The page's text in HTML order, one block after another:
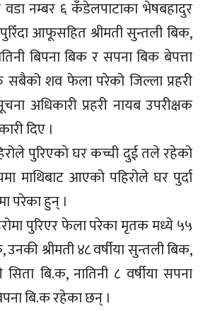
वडा नम्बर ६ कँडेलपाटाका भेषबहादुर
आफूसहित श्रीमती सुन्तली बिक,
बिपना बिक र सपना बिक बेपत्ता
शव फेला परेको जिल्ला प्रहरी
अधिकारी प्रहरी नायब उपरीक्षक
जानकारी दिए ।
घर कच्ची दुई तले रहेको
माथिबाट आएको पहिरोले घर पुर्दा
पहिरोमा परेका हुन् ।
फेला परेका मृतक मध्ये ५५
श्रीमती ४८ वर्षीया सुन्तली बिक,
सिता बि.क, नातिनी ८ वर्षीया सपना
बि.क रहेका छन् ।